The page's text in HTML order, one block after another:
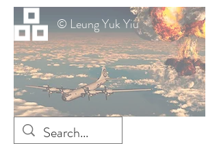
© Leung Yuk Yiu